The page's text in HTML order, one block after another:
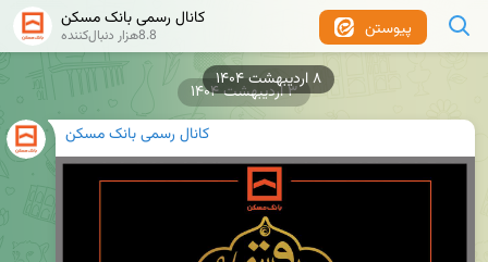
پیوستن کانال رسمی بانک مسکن
8.8هزار دنبال‌کننده
کانال رسمی بانک مسکن
۳ اردیبهشت ۱۴۰۴